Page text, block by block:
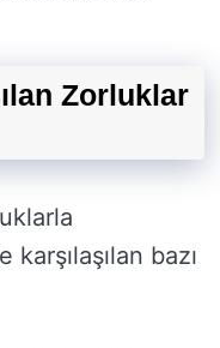
Zorluklar
bazı